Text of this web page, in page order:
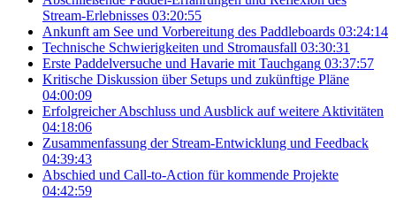
Stream-Erlebnisses 03:20:55
Ankunft am See und Vorbereitung des Paddleboards 03:24:14
Technische Schwierigkeiten und Stromausfall 03:30:31
Erste Paddelversuche und Havarie mit Tauchgang 03:37:57
Kritische Diskussion über Setups und zukünftige Pläne
04:00:09
Erfolgreicher Abschluss und Ausblick auf weitere Aktivitäten
04:18:06
Zusammenfassung der Stream-Entwicklung und Feedback
04:39:43
Abschied und Call-to-Action für kommende Projekte
04:42:59